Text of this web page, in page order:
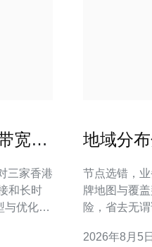
宽与
和长时
与优化建
”和“平
地域分
节点选错，
牌地图与覆
险，省去无谓试错。 香港机房品牌与
口点的分布
2026年8月5日